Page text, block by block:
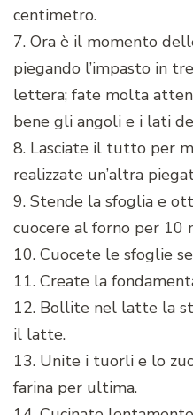
centimetro.
7. Ora è il momento
piegando l’impasto in
lettera; fate molta
bene gli angoli e i lati
8. Lasciate il tutto per
realizzate un’altra
9. Stende la sfoglia e
cuocere al forno per 10
10. Cuocete le sfoglie
11. Create la
12. Bollite nel latte la
il latte.
13. Unite i tuorli e lo
farina per ultima.